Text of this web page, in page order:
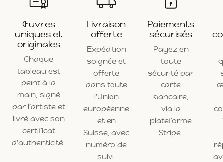
Œuvres
uniques et
originales
Chaque
tableau est
peint à la
main, signé
par l'artiste et
livré avec son
certificat
d'authenticité.
Livraison
offerte
Expédition
soignée et
offerte
dans toute
l'Union
européenne
et en
Suisse, avec
numéro de
suivi.
Paiements
sécurisés
Payez en
toute
sécurité par
carte
bancaire,
via la
plateforme
Stripe.